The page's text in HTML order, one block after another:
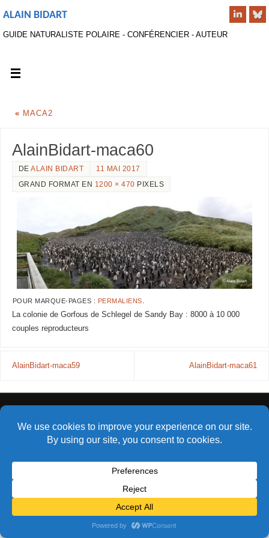
ALAIN BIDART
GUIDE NATURALISTE POLAIRE - CONFÉRENCIER - AUTEUR
« MACA2
AlainBidart-maca60
DEALAIN BIDART
11 MAI 2017
GRAND FORMAT EN 1200 × 470 PIXELS
POUR MARQUE-PAGES : PERMALIENS
La colonie de Gorfous de Schlegel de Sandy Bay : 8000 à 10 000
couples reproducteurs
AlainBidart-maca59 AlainBidart-maca61
FIÈREMENT PROPULSÉ PARPARABOLA &WORDPRESS.